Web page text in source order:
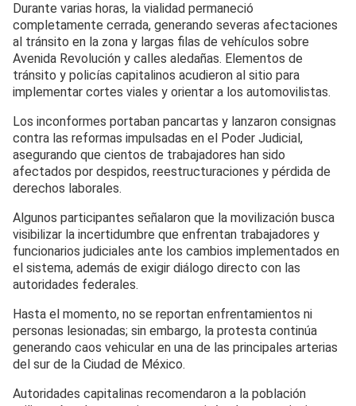
Durante varias horas, la vialidad permaneció
completamente cerrada, generando severas afectaciones
al tránsito en la zona y largas filas de vehículos sobre
Avenida Revolución y calles aledañas. Elementos de
tránsito y policías capitalinos acudieron al sitio para
implementar cortes viales y orientar a los automovilistas.
Los inconformes portaban pancartas y lanzaron consignas
contra las reformas impulsadas en el Poder Judicial,
asegurando que cientos de trabajadores han sido
afectados por despidos, reestructuraciones y pérdida de
derechos laborales.
Algunos participantes señalaron que la movilización busca
visibilizar la incertidumbre que enfrentan trabajadores y
funcionarios judiciales ante los cambios implementados en
el sistema, además de exigir diálogo directo con las
autoridades federales.
Hasta el momento, no se reportan enfrentamientos ni
personas lesionadas; sin embargo, la protesta continúa
generando caos vehicular en una de las principales arterias
del sur de la Ciudad de México.
Autoridades capitalinas recomendaron a la población